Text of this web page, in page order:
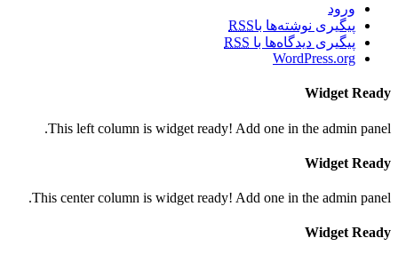
ورود
پیگیری نوشته‌ها باRSS
پیگیری دیدگاه‌ها با RSS
WordPress.org
Widget Ready
This left column is widget ready! Add one in the admin panel.
Widget Ready
This center column is widget ready! Add one in the admin panel.
Widget Ready